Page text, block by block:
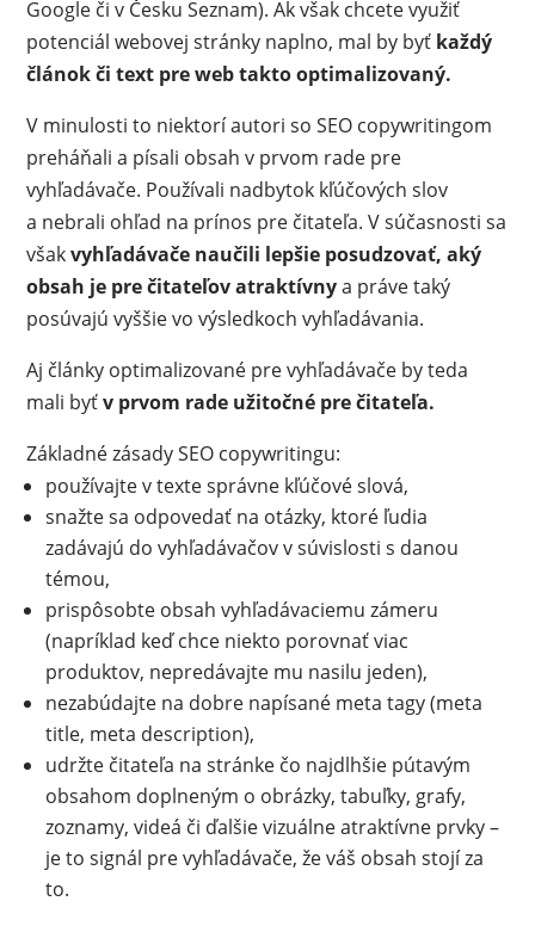
Google či v Česku Seznam). Ak však chcete využiť
potenciál webovej stránky naplno, mal by byť každý
článok či text pre web takto optimalizovaný.
V minulosti to niektorí autori so SEO copywritingom
preháňali a písali obsah v prvom rade pre
vyhľadávače. Používali nadbytok kľúčových slov
a nebrali ohľad na prínos pre čitateľa. V súčasnosti sa
všakvyhľadávače naučili lepšie posudzovať, aký
obsah je pre čitateľov atraktívnya práve taký
posúvajú vyššie vo výsledkoch vyhľadávania.
Aj články optimalizované pre vyhľadávače by teda
mali byťv prvom rade užitočné pre čitateľa.
Základné zásady SEO copywritingu:
používajte v texte správne kľúčové slová,
snažte sa odpovedať na otázky, ktoré ľudia
zadávajú do vyhľadávačov v súvislosti s danou
témou,
prispôsobte obsah vyhľadávaciemu zámeru
(napríklad keď chce niekto porovnať viac
produktov, nepredávajte mu nasilu jeden),
nezabúdajte na dobre napísané meta tagy (meta
title, meta description),
udržte čitateľa na stránke čo najdlhšie pútavým
obsahom doplneným o obrázky, tabuľky, grafy,
zoznamy, videá či ďalšie vizuálne atraktívne prvky –
je to signál pre vyhľadávače, že váš obsah stojí za
to.